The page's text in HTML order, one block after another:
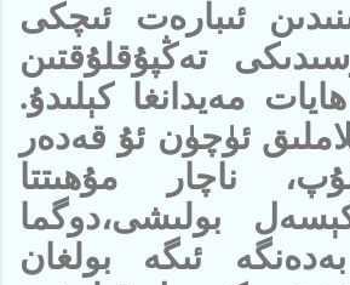
ئىبارەت ئىچكى
تەڭپۇقلۇقتىن
مەيدانغا كېلىدۇ.
ئۈچۈن ئۇ قەدەر
ناچار مۇھىتتا
بولىشى،دوگما
ئىگە بولغان